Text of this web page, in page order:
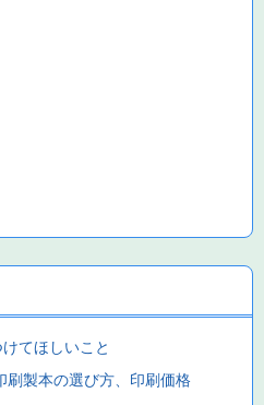
てほしいこと
刷製本の選び方、印刷価格